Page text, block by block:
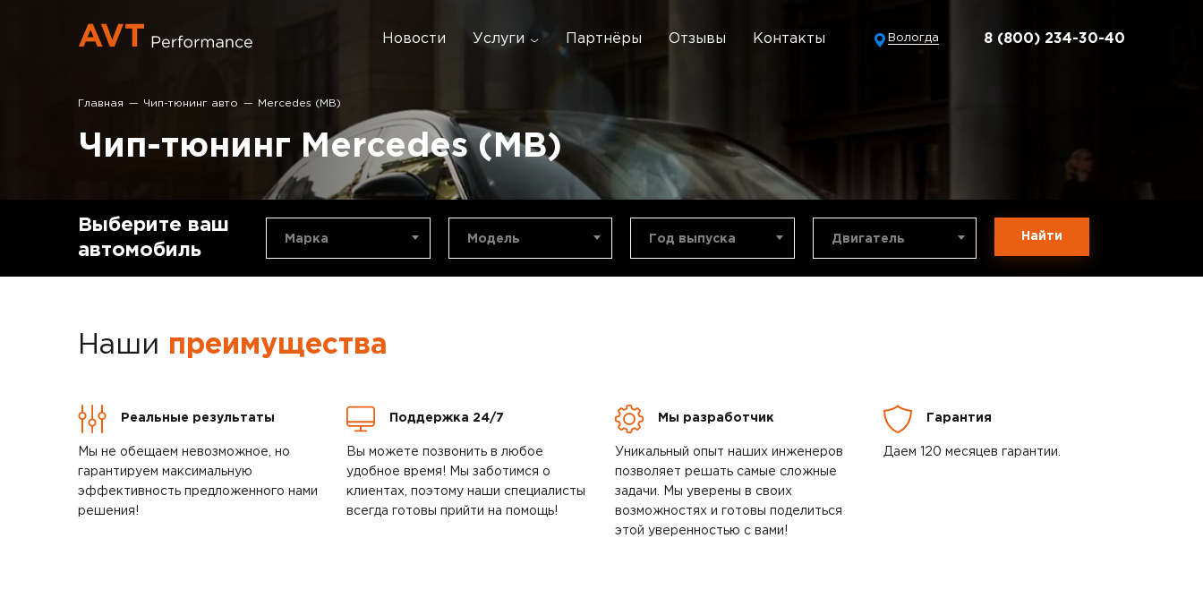
Новости Услуги Партнёры Отзывы Контакты Вологда 8 (800) 234-30-40
Главная Чип-тюнинг авто Mercedes (MB)
Чип-тюнинг Mercedes (MB)
Выберите ваш
автомобиль
Марка Модель Год выпуска Двигатель Найти
Наши преимущества
Реальные результаты
Мы не обещаем невозможное, но
гарантируем максимальную
эффективность предложенного нами
решения!
Поддержка 24/7
Вы можете позвонить в любое
удобное время! Мы заботимся о
клиентах, поэтому наши специалисты
всегда готовы прийти на помощь!
Мы разработчик
Уникальный опыт наших инженеров
позволяет решать самые сложные
задачи. Мы уверены в своих
возможностях и готовы поделиться
этой уверенностью с вами!
Гарантия
Даем 120 месяцев гарантии.